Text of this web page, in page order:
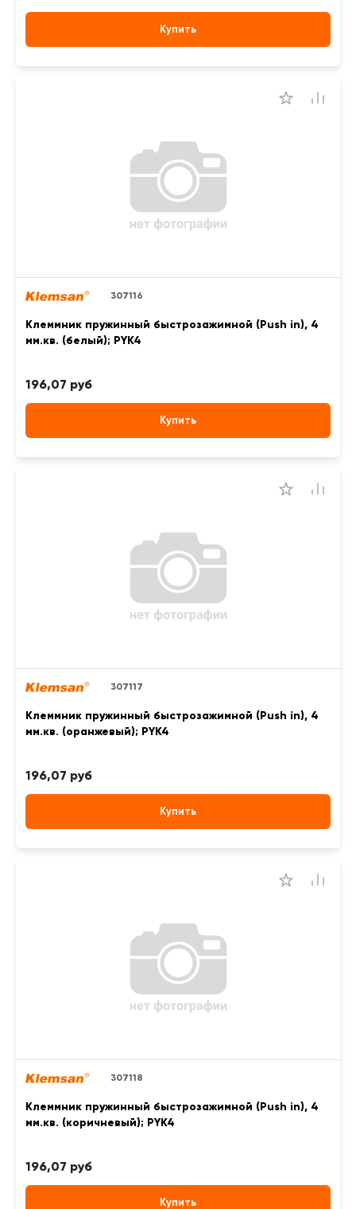
Купить
307116
Клеммник пружинный быстрозажимной (Push in), 4
мм.кв. (белый); PYK4
196,07 руб
Купить
307117
Клеммник пружинный быстрозажимной (Push in), 4
мм.кв. (оранжевый); PYK4
196,07 руб
Купить
307118
Клеммник пружинный быстрозажимной (Push in), 4
мм.кв. (коричневый); PYK4
196,07 руб
Купить